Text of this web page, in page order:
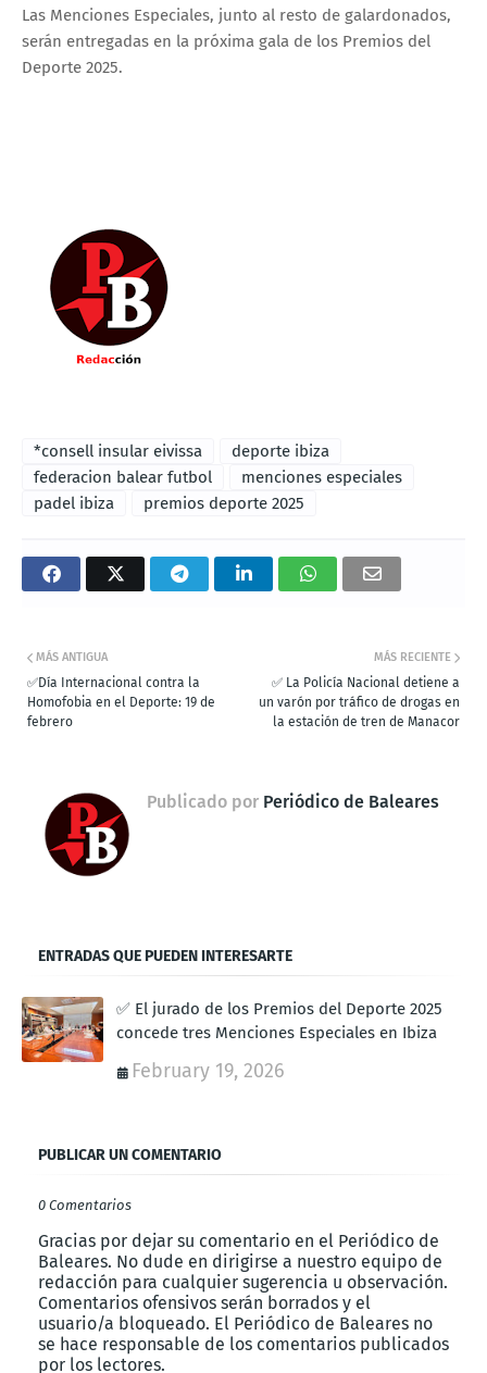
Las Menciones Especiales, junto al resto de galardonados,
serán entregadas en la próxima gala de los Premios del
Deporte 2025.
*consell insular eivissa
deporte ibiza
federacion balear futbol
menciones especiales
padel ibiza
premios deporte 2025
MÁS RECIENTE
✅ La Policía Nacional detiene a
un varón por tráfico de drogas en
la estación de tren de Manacor
MÁS ANTIGUA
✅Día Internacional contra la
Homofobia en el Deporte: 19 de
febrero
Publicado por Periódico de Baleares
ENTRADAS QUE PUEDEN INTERESARTE
✅ El jurado de los Premios del Deporte 2025
concede tres Menciones Especiales en Ibiza
February 19, 2026
PUBLICAR UN COMENTARIO
0 Comentarios
Gracias por dejar su comentario en el Periódico de
Baleares. No dude en dirigirse a nuestro equipo de
redacción para cualquier sugerencia u observación.
Comentarios ofensivos serán borrados y el
usuario/a bloqueado. El Periódico de Baleares no
se hace responsable de los comentarios publicados
por los lectores.